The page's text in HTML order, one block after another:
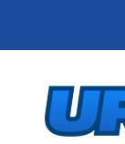
contenido